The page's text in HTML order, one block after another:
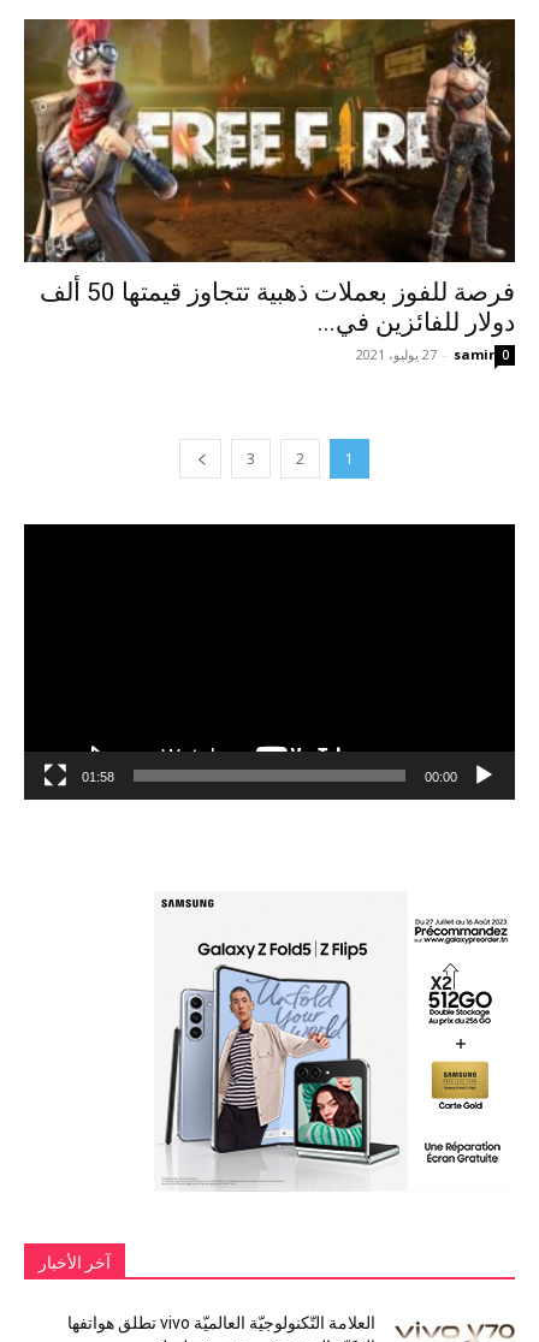
فرصة للفوز بعملات ذهبية تتجاوز قيمتها 50 ألف
دولار للفائزين في...
samir
- 27 يوليو، 2021 0
1
2
3
00:00
01:58
آخر الأخبار
العلامة التّكنولوجيّة العالميّة vivo تطلق هواتفها